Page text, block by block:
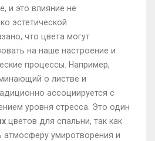
и это влияние не
эстетической
что цвета могут
на наше настроение и
процессы. Например,
о листве и
ассоциируется с
уровня стресса. Это один
цветов для спальни, так как
атмосферу умиротворения и